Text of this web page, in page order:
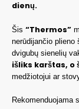
dienų.
Šis “Thermos”
nerūdijančio
dvigubų sienelių
išliks karštas, o
medžiotojui ar
Rekomenduojama